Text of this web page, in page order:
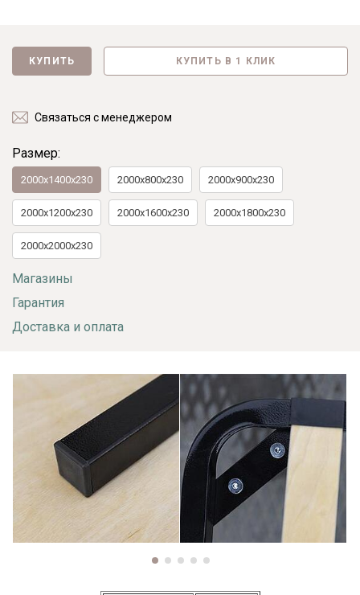
КУПИТЬ КУПИТЬ В 1 КЛИК
Связаться с менеджером
Размер:
2000x1400x230 2000x800x230 2000x900x230
2000x1200x230 2000x1600x230 2000x1800x230
2000x2000x230
Магазины
Гарантия
Доставка и оплата